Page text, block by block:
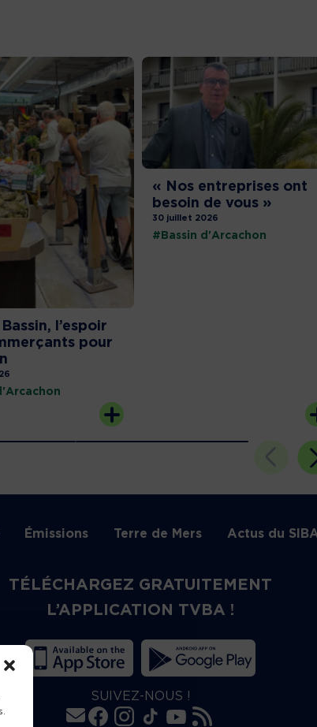
l’espoir
pour
« Nos entreprises ont
besoin de vous »
30 juillet 2026
#Bassin d'Arcachon
Émissions Terre de Mers Actus du
TÉLÉCHARGEZ GRATUITEMENT
L’APPLICATION TVBA !
SUIVEZ-NOUS !